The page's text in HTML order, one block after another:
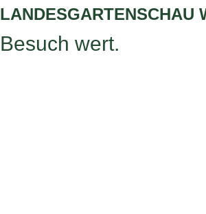
LANDESGARTENSCHAU
Besuch wert.